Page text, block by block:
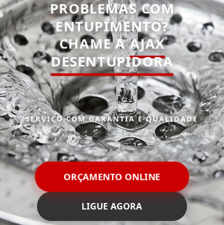
PROBLEMAS COM
ENTUPIMENTO?
CHAME AAJAX
DESENTUPIDORA
SERVIÇO COM GARANTIA E QUALIDADE
ORÇAMENTO ONLINE
LIGUE AGORA